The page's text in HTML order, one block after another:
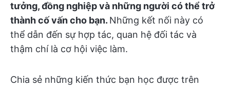
tưởng, đồng nghiệp và những người có thể trở
thành cố vấn cho bạn. Những kết nối này có
thể dẫn đến sự hợp tác, quan hệ đối tác và
thậm chí là cơ hội việc làm.
Chia sẻ những kiến thức bạn học được trên